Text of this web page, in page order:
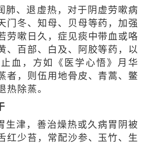
肺、退虛热，对于阴虚劳嗽病
门冬、知母、贝母等药，加强
劳嗽日久，症见痰中带血或咯
、百部、白及、阿胶等药，以
血，方如《医学心悟》月华
者，则伍用地骨皮、青蒿、鳖
热除蒸。
生津，善治燥热或久病胃阴被
红少苔，常配沙参、玉竹、生